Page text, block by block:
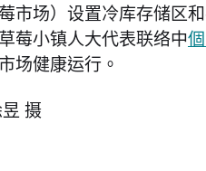
市场）设置冷库存储区
莓小镇人大代表联络中
场健康运行。
摄